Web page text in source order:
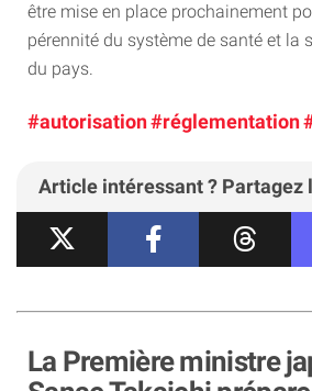
être mise en place prochainement
pérennité du système de santé et la
du pays.
#autorisation#réglementation
Article intéressant ? Partagez
La Première ministre